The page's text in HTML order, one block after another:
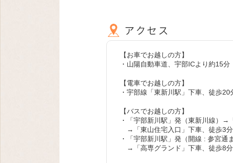
【お車でお越しの方】
・山陽自動車道、宇部ICより約15分
【電車でお越しの方】
・宇部線「東新川駅」下車、徒歩
【バスでお越しの方】
・「宇部新川駅」発（東新川線）→
→「東山住宅入口」下車、徒歩3
・「宇部新川駅」発（開線 : 参宮通
→「高専グランド」下車、徒歩8分